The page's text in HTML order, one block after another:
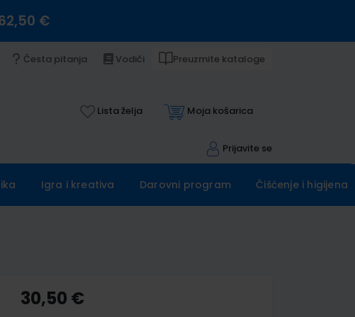
€
Česta pitanja Vodiči Preuzmite kataloge
Lista želja Moja košarica
Prijavite se
Igra i kreativa Darovni program Čišćenje i higijena
30,50 €